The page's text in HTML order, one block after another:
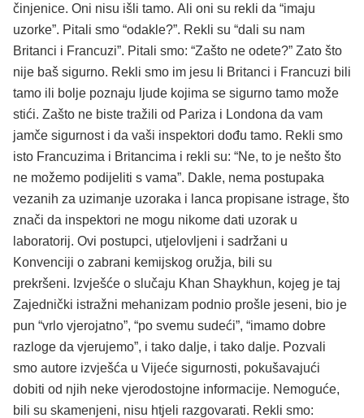
činjenice. Oni nisu išli tamo. Ali oni su rekli da “imaju
uzorke”. Pitali smo “odakle?”. Rekli su “dali su nam
Britanci i Francuzi”. Pitali smo: “Zašto ne odete?” Zato što
nije baš sigurno. Rekli smo im jesu li Britanci i Francuzi bili
tamo ili bolje poznaju ljude kojima se sigurno tamo može
stići. Zašto ne biste tražili od Pariza i Londona da vam
jamče sigurnost i da vaši inspektori dođu tamo. Rekli smo
isto Francuzima i Britancima i rekli su: “Ne, to je nešto što
ne možemo podijeliti s vama”. Dakle, nema postupaka
vezanih za uzimanje uzoraka i lanca propisane istrage, što
znači da inspektori ne mogu nikome dati uzorak u
laboratorij. Ovi postupci, utjelovljeni i sadržani u
Konvenciji o zabrani kemijskog oružja, bili su
prekršeni. Izvješće o slučaju Khan Shaykhun, kojeg je taj
Zajednički istražni mehanizam podnio prošle jeseni, bio je
pun “vrlo vjerojatno”, “po svemu sudeći”, “imamo dobre
razloge da vjerujemo”, i tako dalje, i tako dalje. Pozvali
smo autore izvješća u Vijeće sigurnosti, pokušavajući
dobiti od njih neke vjerodostojne informacije. Nemoguće,
bili su skamenjeni, nisu htjeli razgovarati. Rekli smo: